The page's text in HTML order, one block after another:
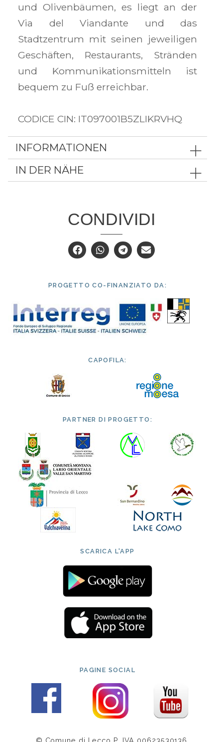
und Olivenbäumen, es liegt an der
Via del Viandante und das
Stadtzentrum mit seinen jeweiligen
Geschäften, Restaurants, Stränden
und Kommunikationsmitteln ist
bequem zu Fuß erreichbar.
CODICE CIN: IT097001B5ZLIKRVHQ
INFORMATIONEN
IN DER NÄHE
CONDIVIDI
PROGETTO CO-FINANZIATO DA:
CAPOFILA:
PARTNER DI PROGETTO:
SCARICA L'APP
PAGINE SOCIAL